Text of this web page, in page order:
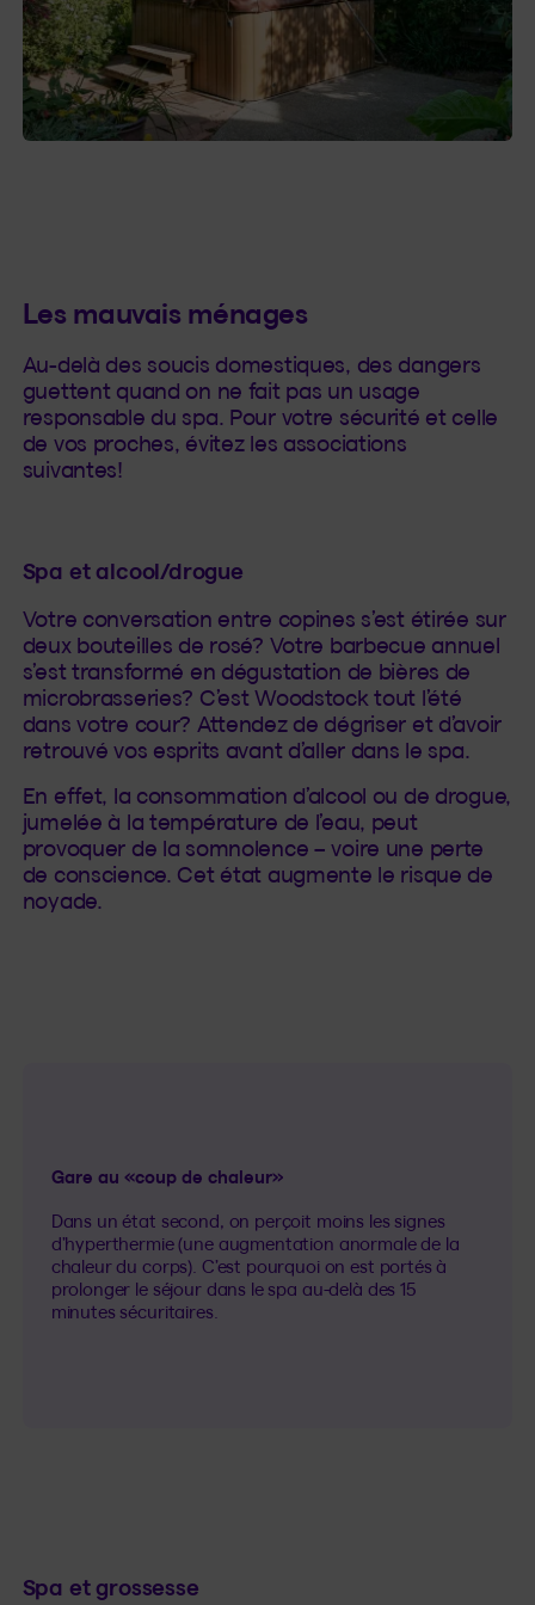
Les mauvais ménages
Au-delà des soucis domestiques, des dangers
guettent quand on ne fait pas un usage
responsable du spa. Pour votre sécurité et celle
de vos proches, évitez les associations
suivantes!
Spa et alcool/drogue
Votre conversation entre copines s’est étirée sur
deux bouteilles de rosé? Votre barbecue annuel
s’est transformé en dégustation de bières de
microbrasseries? C’est Woodstock tout l’été
dans votre cour? Attendez de dégriser et d’avoir
retrouvé vos esprits avant d’aller dans le spa.
En effet, la consommation d’alcool ou de drogue,
jumelée à la température de l’eau, peut
provoquer de la somnolence – voire une perte
de conscience. Cet état augmente le risque de
noyade.
Gare au «coup de chaleur»
Dans un état second, on perçoit moins les signes
d’hyperthermie (une augmentation anormale de la
chaleur du corps). C’est pourquoi on est portés à
prolonger le séjour dans le spa au-delà des 15
minutes sécuritaires.
Spa et grossesse